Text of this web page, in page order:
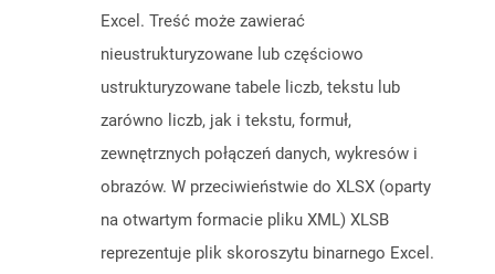
Excel. Treść może zawierać
nieustrukturyzowane lub częściowo
ustrukturyzowane tabele liczb, tekstu lub
zarówno liczb, jak i tekstu, formuł,
zewnętrznych połączeń danych, wykresów i
obrazów. W przeciwieństwie do XLSX (oparty
na otwartym formacie pliku XML) XLSB
reprezentuje plik skoroszytu binarnego Excel.